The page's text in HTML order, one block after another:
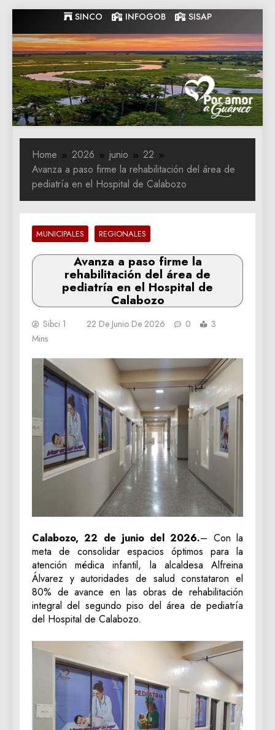
to
content
SINCO INFOGOB SISAP
Gobernacion
de Guarico
Gobernacion de Guarico
Home 2026 junio
22
Avanza a paso firme la rehabilitación del área de
pediatría en el Hospital de Calabozo
MUNICIPALES REGIONALES
Avanza a paso firme la
rehabilitación del área de
pediatría en el Hospital de
Calabozo
Sibci 1 22 De Junio De 2026 0
3
Mins
Calabozo, 22 de junio del 2026.– Con la
meta de consolidar espacios óptimos para la
atención médica infantil, la alcaldesa Alfreina
Álvarez y autoridades de salud constataron el
80% de avance en las obras de rehabilitación
integral del segundo piso del área de pediatría
del Hospital de Calabozo.